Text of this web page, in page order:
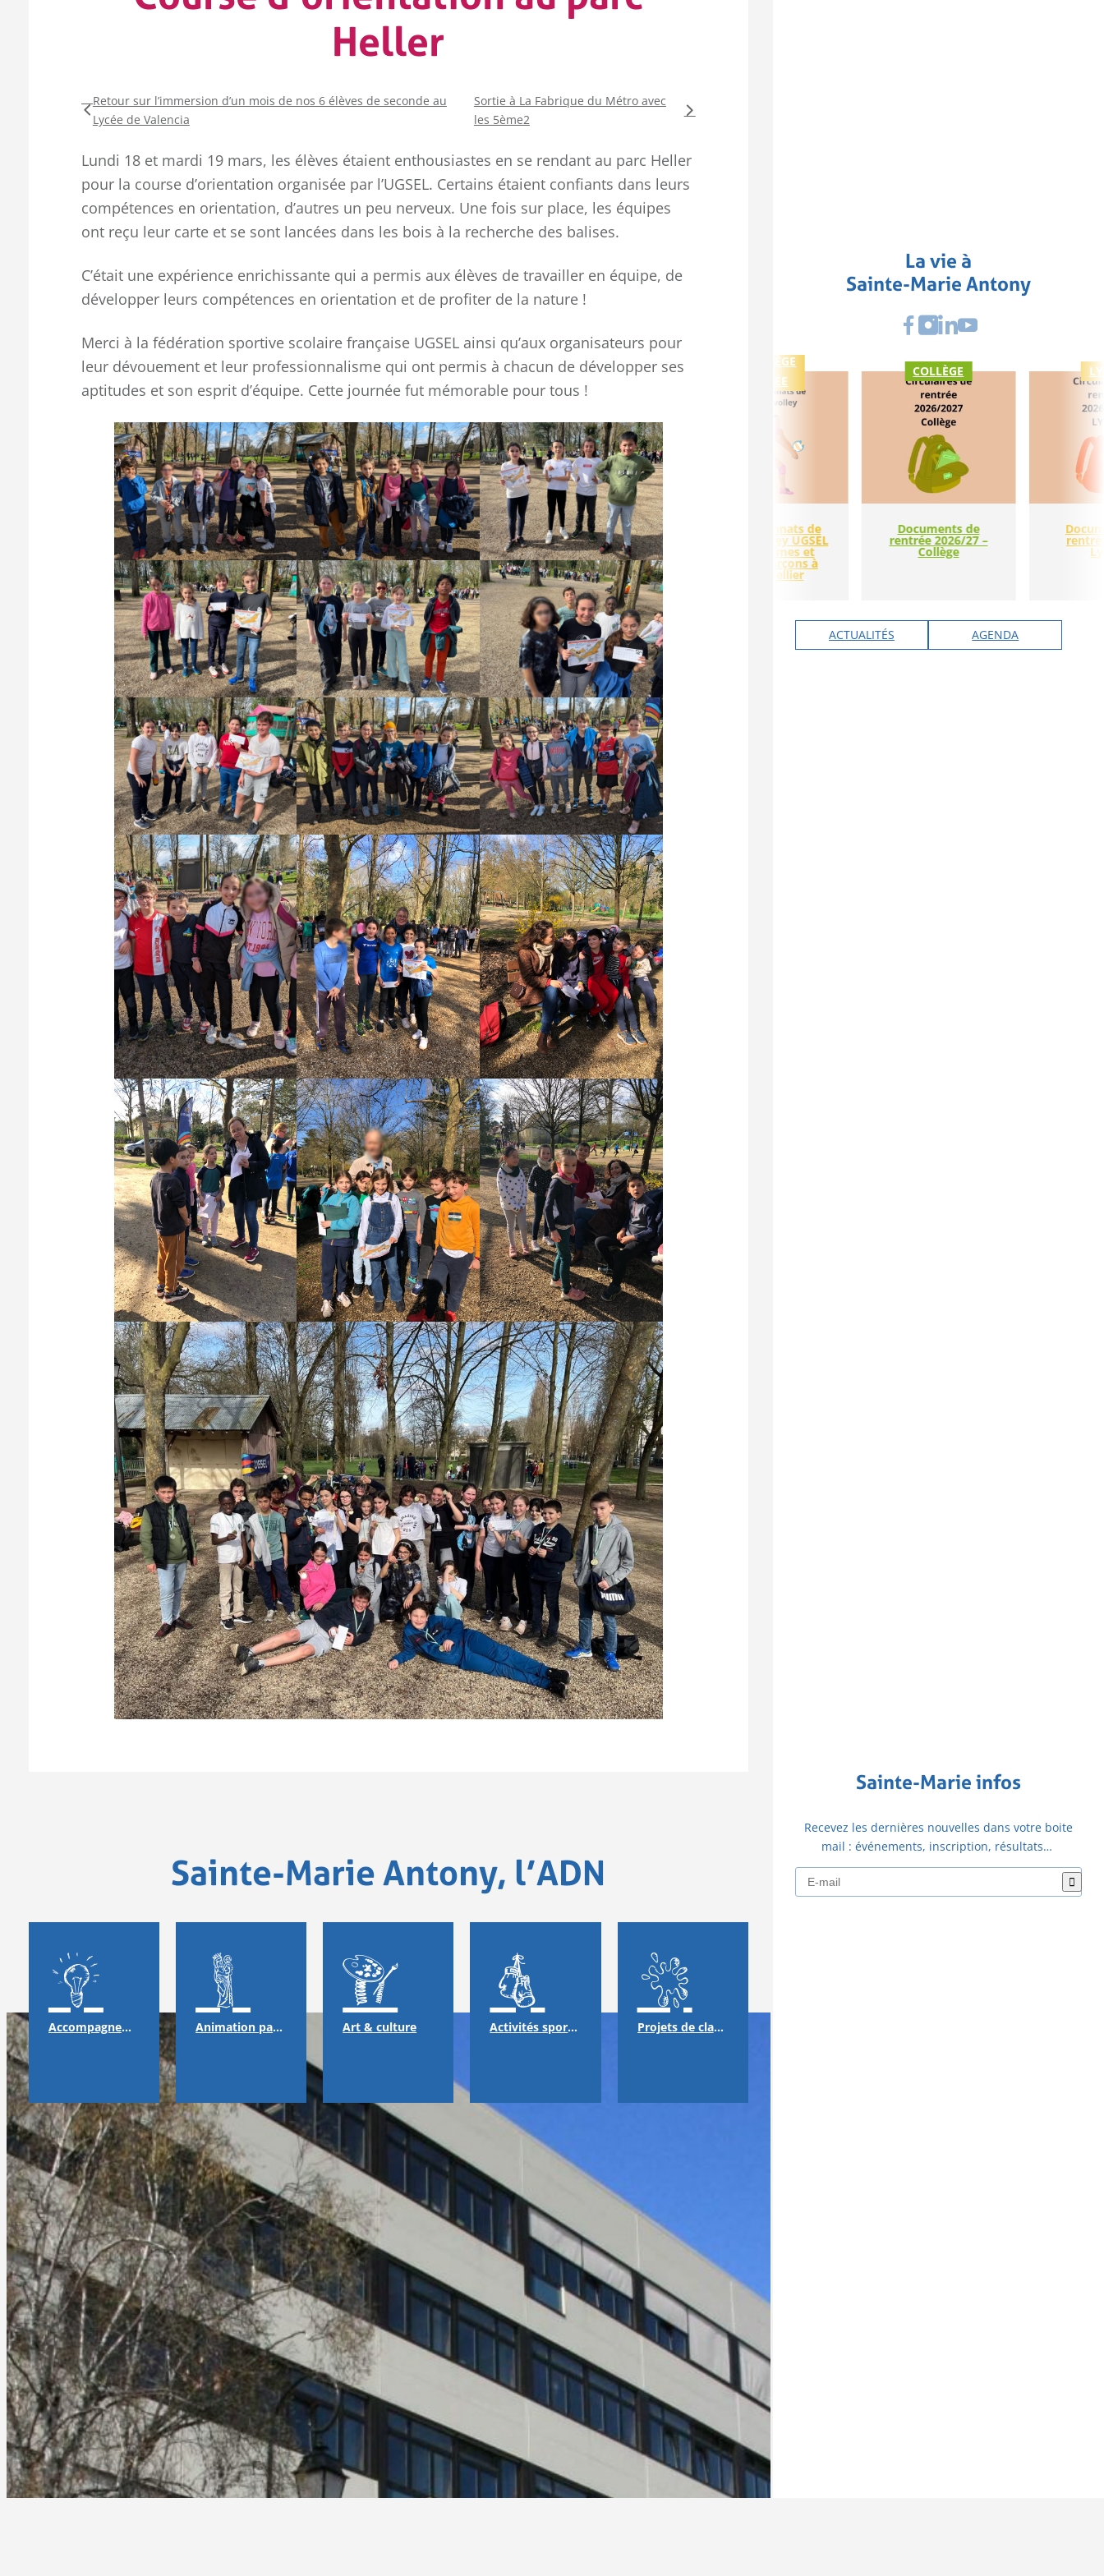
Heller
Sortie à La Fabrique du Métro avec
les 5ème2
Retour sur l’immersion d’un mois de nos 6 élèves de seconde au
Lycée de Valencia
Lundi 18 et mardi 19 mars, les élèves étaient enthousiastes en se rendant au parc Heller
pour la course d’orientation organisée par l’UGSEL. Certains étaient confiants dans leurs
compétences en orientation, d’autres un peu nerveux. Une fois sur place, les équipes
ont reçu leur carte et se sont lancées dans les bois à la recherche des balises.
C’était une expérience enrichissante qui a permis aux élèves de travailler en équipe, de
développer leurs compétences en orientation et de profiter de la nature !
Merci à la fédération sportive scolaire française UGSEL ainsi qu’aux organisateurs pour
leur dévouement et leur professionnalisme qui ont permis à chacun de développer ses
aptitudes et son esprit d’équipe. Cette journée fut mémorable pour tous !
Sainte-Marie Antony, l’ADN
Accompagnement Animation pastorale & solidarité Art & culture Activités sportives Projets de classes & échanges
La vie à
Sainte-Marie Antony
Championnat
National UGSEL de
Natation
COLLÈGE
Championnats de
France volley UGSEL
des minimes et
cadets garçons à
Montpellier
COLLÈGE
LYCÉE
Documents de
rentrée 2026/27 –
Collège
COLLÈGE
ACTUALITÉS AGENDA
Sainte-Marie infos
Recevez les dernières nouvelles dans votre boite
mail : événements, inscription, résultats…
